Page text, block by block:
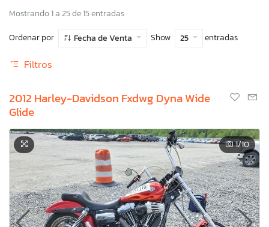
Mostrando 1 a 25 de 15 entradas
Ordenar por
Fecha de Venta Show 25 entradas
Filtros
2012 Harley-Davidson Fxdwg Dyna Wide
Glide
1/10